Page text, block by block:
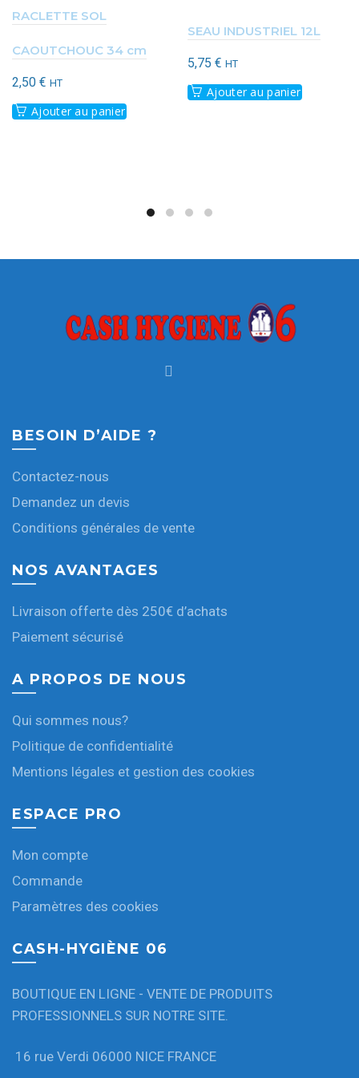
RACLETTE SOL
CAOUTCHOUC 34 cm
2,50 € HT
Ajouter au panier
SEAU INDUSTRIEL 12L
5,75 € HT
Ajouter au panier
BESOIN D’AIDE ?
Contactez-nous
Demandez un devis
Conditions générales de vente
NOS AVANTAGES
Livraison offerte dès 250€ d’achats
Paiement sécurisé
A PROPOS DE NOUS
Qui sommes nous?
Politique de confidentialité
Mentions légales et gestion des cookies
ESPACE PRO
Mon compte
Commande
Paramètres des cookies
CASH-HYGIÈNE 06
BOUTIQUE EN LIGNE - VENTE DE PRODUITS
PROFESSIONNELS SUR NOTRE SITE.
16 rue Verdi 06000 NICE FRANCE